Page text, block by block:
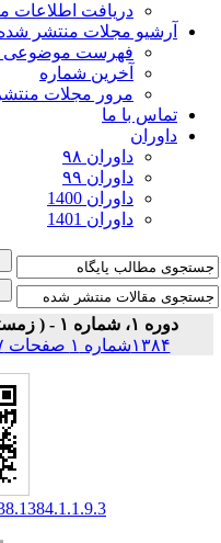
دریافت اطلاعات
آرشیو مجلات منتشر شده
فهرست موضوعی
آخرین شماره
مرور مجلات منتشر
تماس با ما
داوران
داوران ۹۸
داوران ۹۹
داوران 1400
داوران 1401
دوره ۱، شماره ۱ - ( زمستان ۱۳۸۴ )
۱۳۸۴شماره ۱ صفحات ۷-۱